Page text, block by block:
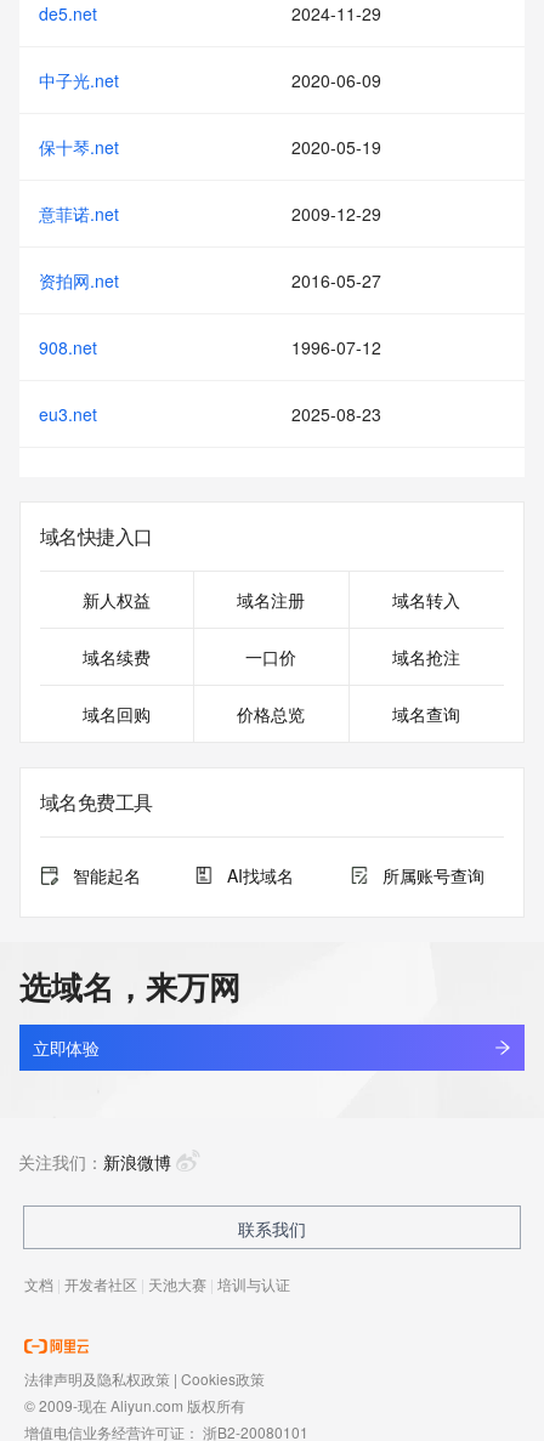
de5.net 2024-11-29
中子光.net 2020-06-09
保十琴.net 2020-05-19
意菲诺.net 2009-12-29
资拍网.net 2016-05-27
908.net 1996-07-12
eu3.net 2025-08-23
域名快捷入口
新人权益 域名注册 域名转入
域名续费 一口价 域名抢注
域名回购 价格总览 域名查询
域名免费工具
智能起名 AI找域名 所属账号查询
选域名，来万网
立即体验
关注我们： 新浪微博
联系我们
文档 | 开发者社区 | 天池大赛 | 培训与认证
法律声明及隐私权政策 | Cookies政策
© 2009-现在 Aliyun.com 版权所有
增值电信业务经营许可证： 浙B2-20080101